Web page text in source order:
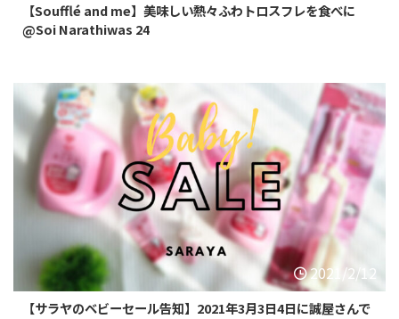
【Soufflé and me】美味しい熱々ふわトロスフレを食べに
@Soi Narathiwas 24
2021/2/12
【サラヤのベビーセール告知】2021年3月3日4日に誠屋さんで